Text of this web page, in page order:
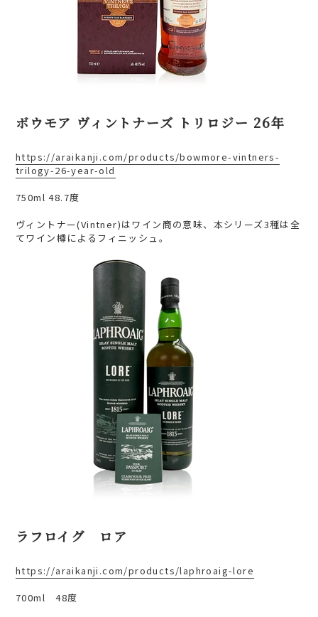
ボウモア ヴィントナーズ トリロジー 26年
https://araikanji.com/products/bowmore-vintners-
trilogy-26-year-old
750ml 48.7度
ヴィントナー(Vintner)はワイン商の意味、本シリーズ3種は全
てワイン樽によるフィニッシュ。
ラフロイグ ロア
https://araikanji.com/products/laphroaig-lore
700ml 48度